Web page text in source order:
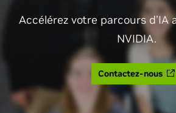
Accélérez votre parcours d’IA
NVIDIA.
Contactez-nous